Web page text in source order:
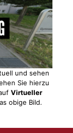
und sehen
Sie hierzu
Virtueller
obige Bild.